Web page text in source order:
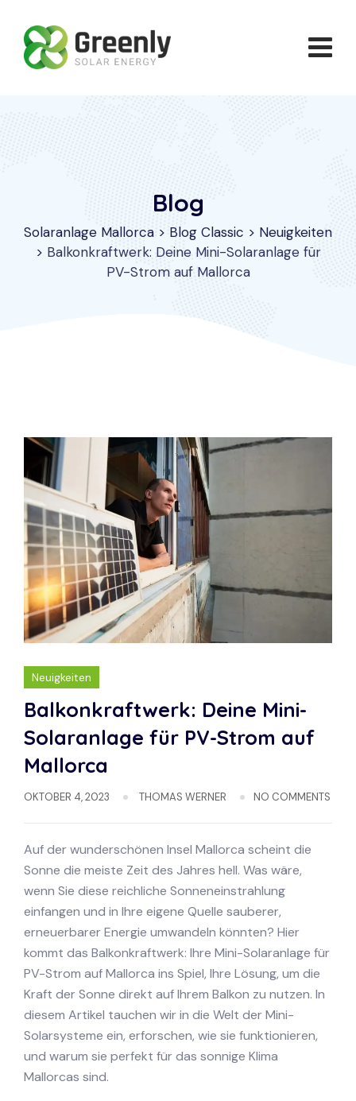
content
Blog
Solaranlage Mallorca > Blog Classic > Neuigkeiten
> Balkonkraftwerk: Deine Mini-Solaranlage für
PV-Strom auf Mallorca
Neuigkeiten
Balkonkraftwerk: Deine Mini-
Solaranlage für PV-Strom auf
Mallorca
OKTOBER 4, 2023 THOMAS WERNER NO COMMENTS
Auf der wunderschönen Insel Mallorca scheint die
Sonne die meiste Zeit des Jahres hell. Was wäre,
wenn Sie diese reichliche Sonneneinstrahlung
einfangen und in Ihre eigene Quelle sauberer,
erneuerbarer Energie umwandeln könnten? Hier
kommt das Balkonkraftwerk: Ihre Mini-Solaranlage für
PV-Strom auf Mallorca ins Spiel, Ihre Lösung, um die
Kraft der Sonne direkt auf Ihrem Balkon zu nutzen. In
diesem Artikel tauchen wir in die Welt der Mini-
Solarsysteme ein, erforschen, wie sie funktionieren,
und warum sie perfekt für das sonnige Klima
Mallorcas sind.